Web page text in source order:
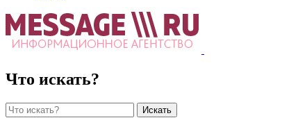
Что искать?
Искать